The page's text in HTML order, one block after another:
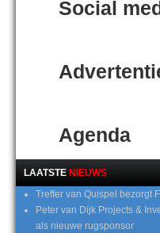
Social
Agenda
LAATSTE NIEUWS
Treffer van Quispel bezorgt
Peter van Dijk Projects &
als nieuwe rugsponsor